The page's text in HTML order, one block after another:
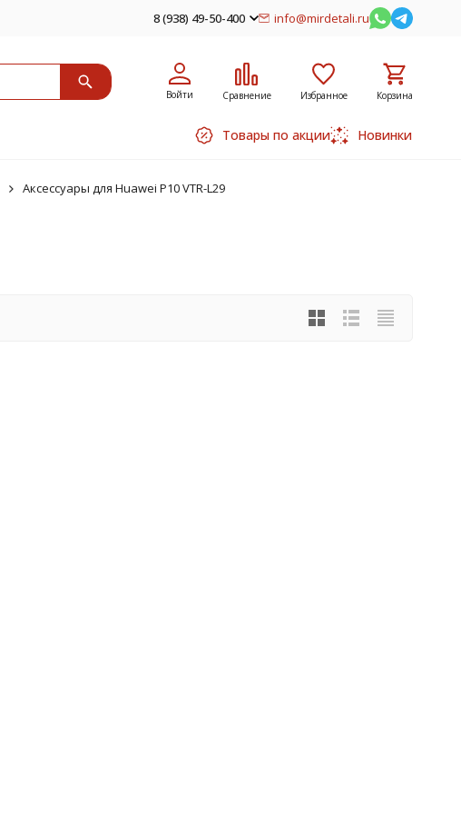
8 (938) 49-50-400 info@mirdetali.ru
Войти Сравнение Избранное Корзина
Товары по акции Новинки
Аксессуары для Huawei P10 VTR-L29